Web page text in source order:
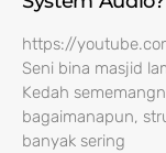
https://
Seni bina masjid
Kedah
bagaimanapun,
banyak sering